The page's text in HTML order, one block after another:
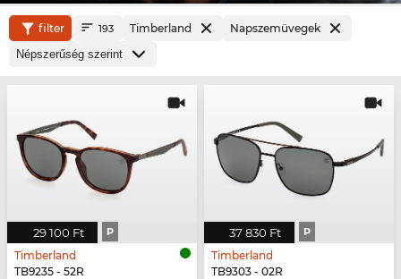
filter 193 Timberland Napszemüvegek
29 100 Ft P
Timberland
TB9235 - 52R
37 830 Ft P
Timberland
TB9303 - 02R